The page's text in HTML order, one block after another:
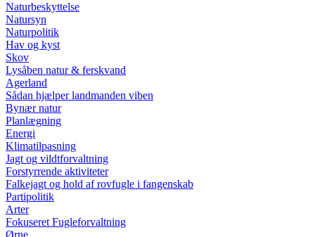
Naturbeskyttelse
Natursyn
Naturpolitik
Hav og kyst
Skov
Lysåben natur & ferskvand
Agerland
Sådan hjælper landmanden viben
Bynær natur
Planlægning
Energi
Klimatilpasning
Jagt og vildtforvaltning
Forstyrrende aktiviteter
Falkejagt og hold af rovfugle i fangenskab
Partipolitik
Arter
Fokuseret Fugleforvaltning
Ørne